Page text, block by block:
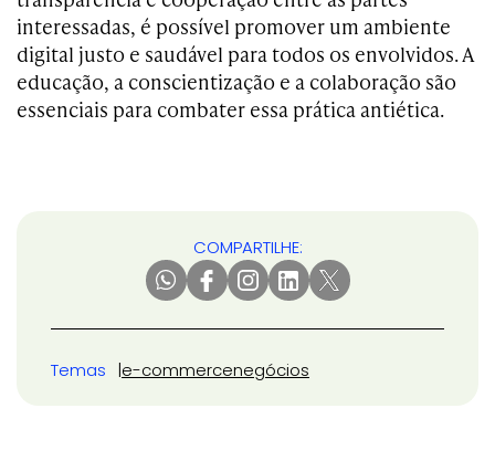
interessadas, é possível promover um ambiente
digital justo e saudável para todos os envolvidos. A
educação, a conscientização e a colaboração são
essenciais para combater essa prática antiética.
COMPARTILHE:
Temas e-commercenegócios